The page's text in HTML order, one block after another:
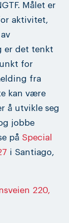
Målet er
aktivitet,
er det tenkt
for
fra
kan være
å utvikle seg
jobbe
på Special
i Santiago,
220,